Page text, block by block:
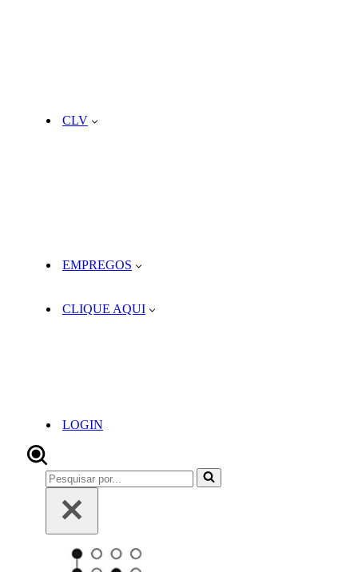
CLV
EMPREGOS
CLIQUE AQUI
LOGIN
Pesquisar
por...